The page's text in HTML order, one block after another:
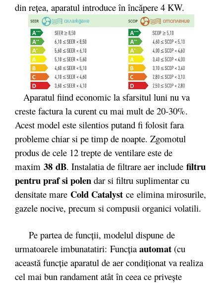
din reţea, aparatul introduce în încăpere 4 KW.
Aparatul fiind economic la sfarsitul luni nu va
creste factura la curent cu mai mult de 20-30%.
Acest model este silentios putand fi folosit fara
probleme chiar si pe timp de noapte. Zgomotul
produs de cele 12 trepte de ventilare este de
maxim 38 dB. Instalatia de filtrare aer include filtru
pentru praf si polen dar si filtru suplimentar cu
densitate mare Cold Catalyst ce elimina mirosurile,
gazele nocive, precum si compusii organici volatili.
Pe partea de funcții, modelul dispune de
urmatoarele imbunatatiri: Funcţia automat (cu
această funcţie aparatul de aer condiţionat va realiza
cel mai bun randament atât în ceea ce priveşte